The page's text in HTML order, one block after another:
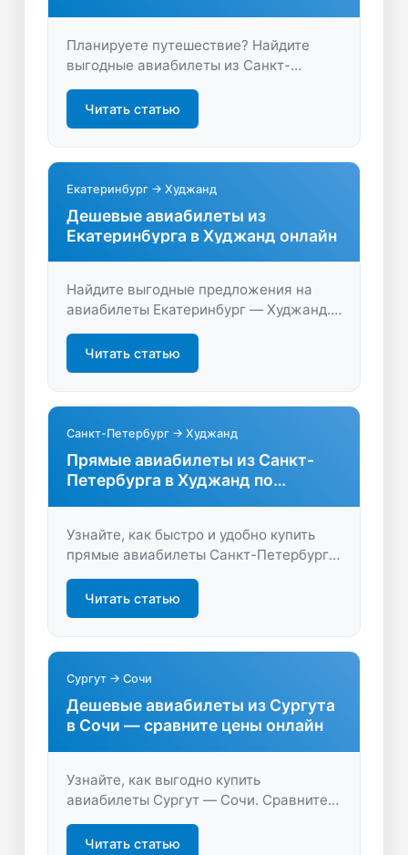
Планируете путешествие? Найдите
выгодные авиабилеты из Санкт-
цены, выберите лучшие варианты и
отправляйтесь в путь комфортно и
Читать статью
Екатеринбург → Худжанд
Дешевые авиабилеты из
Екатеринбурга в Худжанд онлайн
Найдите выгодные предложения на
авиабилеты Екатеринбург — Худжанд.
Быстрый поиск, удобное сравнение цен
и актуальное расписание — планируйте
путешествие выгодно!
Читать статью
Санкт-Петербург → Худжанд
Прямые авиабилеты из Санкт-
Петербурга в Худжанд по
Узнайте, как быстро и удобно купить
прямые авиабилеты Санкт-Петербург –
Худжанд. Сравните цены, выберите
лучшие предложения и отправляйтесь
в путешествие без пересадок.
Читать статью
Сургут → Сочи
Дешевые авиабилеты из Сургута
в Сочи — сравните цены онлайн
Узнайте, как выгодно купить
авиабилеты Сургут — Сочи. Сравните
выбрать лучший вариант перелета.
Читать статью